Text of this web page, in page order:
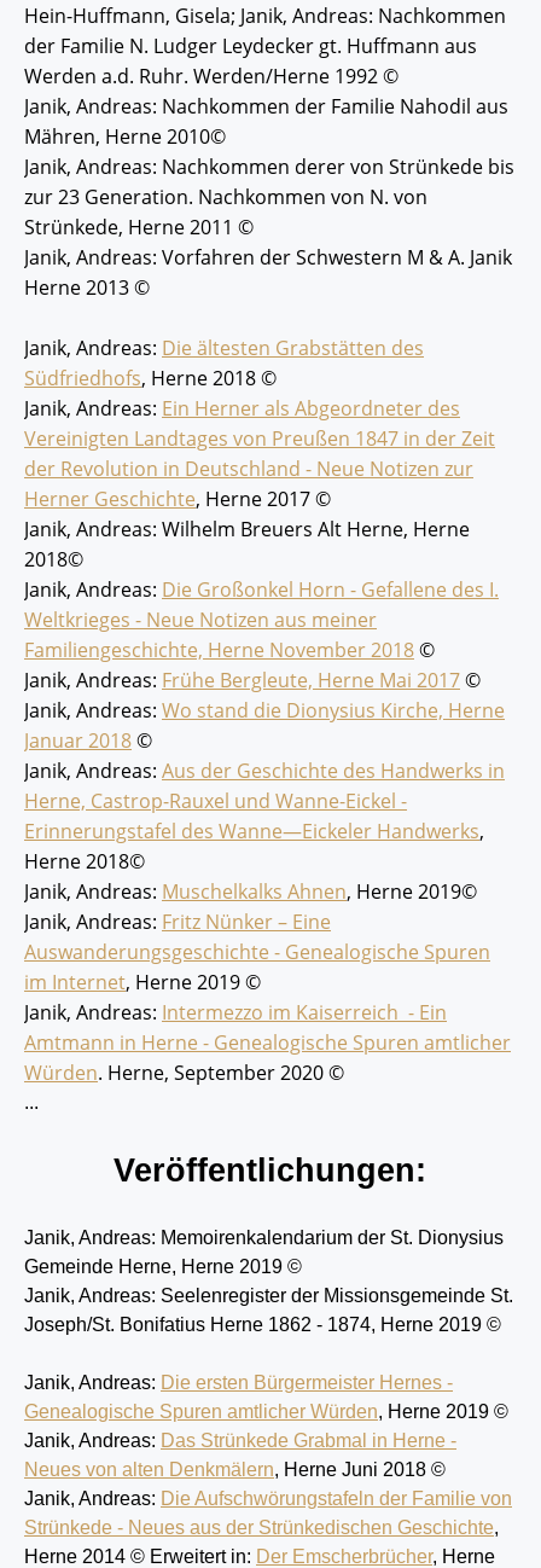
Hein-Huffmann, Gisela; Janik, Andreas: Nachkommen
der Familie N. Ludger Leydecker gt. Huffmann aus
Werden a.d. Ruhr. Werden/Herne 1992 ©
Janik, Andreas: Nachkommen der Familie Nahodil aus
Mähren, Herne 2010©
Janik, Andreas: Nachkommen derer von Strünkede bis
zur 23 Generation. Nachkommen von N. von
Strünkede, Herne 2011 ©
Janik, Andreas: Vorfahren der Schwestern M & A. Janik
Herne 2013 ©
Janik, Andreas: Die ältesten Grabstätten des
Südfriedhofs, Herne 2018 ©
Janik, Andreas: Ein Herner als Abgeordneter des
Vereinigten Landtages von Preußen 1847 in der Zeit
der Revolution in Deutschland - Neue Notizen zur
Herner Geschichte, Herne 2017 ©
Janik, Andreas: Wilhelm Breuers Alt Herne, Herne
2018©
Janik, Andreas: Die Großonkel Horn - Gefallene des I.
Weltkrieges - Neue Notizen aus meiner
Familiengeschichte, Herne November 2018©
Janik, Andreas: Frühe Bergleute, Herne Mai 2017©
Janik, Andreas: Wo stand die Dionysius Kirche, Herne
Januar 2018©
Janik, Andreas: Aus der Geschichte des Handwerks in
Herne, Castrop-Rauxel und Wanne-Eickel -
Erinnerungstafel des Wanne—Eickeler Handwerks,
Herne 2018©
Janik, Andreas: Muschelkalks Ahnen, Herne 2019©
Janik, Andreas: Fritz Nünker– Eine
Auswanderungsgeschichte - Genealogische Spuren
im Internet, Herne 2019 ©
Janik, Andreas: Intermezzo im Kaiserreich - Ein
Amtmann in Herne - Genealogische Spuren amtlicher
Würden. Herne, September 2020 ©
...
Veröffentlichungen:
Janik, Andreas: Memoirenkalendarium der St. Dionysius
Gemeinde Herne, Herne 2019 ©
Janik, Andreas: Seelenregister der Missionsgemeinde St.
Joseph/St. Bonifatius Herne 1862 - 1874, Herne 2019 ©
Janik, Andreas: Die ersten Bürgermeister Hernes -
Genealogische Spuren amtlicher Würden, Herne 2019 ©
Janik, Andreas: Das Strünkede Grabmal in Herne -
Neues von alten Denkmälern, Herne Juni 2018 ©
Janik, Andreas: Die Aufschwörungstafeln der Familie von
Strünkede - Neues aus der Strünkedischen Geschichte,
Herne 2014 © Erweitert in: Der Emscherbrücher, Herne